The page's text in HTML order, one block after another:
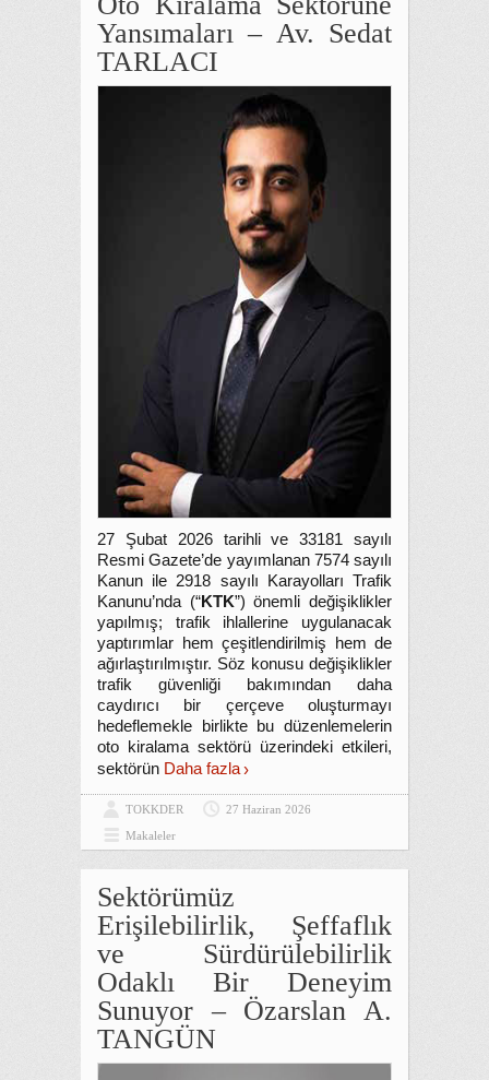
Yansımaları – Av. Sedat
TARLACI
27 Şubat 2026 tarihli ve 33181 sayılı
Resmi Gazete’de yayımlanan 7574 sayılı
Kanun ile 2918 sayılı Karayolları Trafik
Kanunu’nda (“KTK”) önemli değişiklikler
yapılmış; trafik ihlallerine uygulanacak
yaptırımlar hem çeşitlendirilmiş hem de
ağırlaştırılmıştır. Söz konusu değişiklikler
trafik güvenliği bakımından daha
caydırıcı bir çerçeve oluşturmayı
hedeflemekle birlikte bu düzenlemelerin
oto kiralama sektörü üzerindeki etkileri,
sektörün Daha fazla
TOKKDER
27 Haziran 2026
Makaleler
Sektörümüz
Erişilebilirlik, Şeffaflık
ve Sürdürülebilirlik
Odaklı Bir Deneyim
Sunuyor – Özarslan A.
TANGÜN